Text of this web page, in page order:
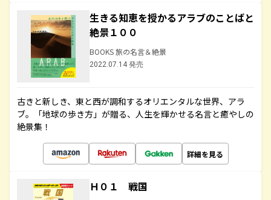
生きる知恵を授かるアラブのことばと
絶景１００
BOOKS 旅の名言＆絶景
2022.07.14 発売
古きと新しき、東と西が調和するオリエンタルな世界、アラ
ブ。「地球の歩き方」が贈る、人生を輝かせる名言と癒やしの
絶景集！
詳細を見る
Ｈ０１ 戦国